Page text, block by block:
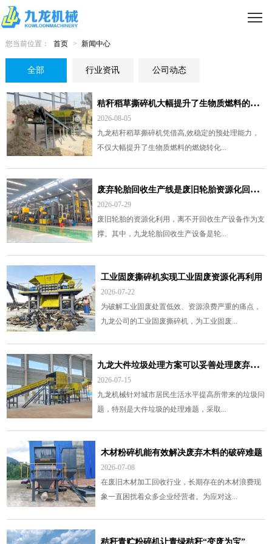
您当前位置： 首页 > 新闻中心
全部 行业资讯 公司动态
秸
秆稻草撕碎机大幅提升了生物质燃料的燃烧转化效率
2026-08-05
九龙秸秆稻草撕碎机凭借高,效稳定的预处理能力，
不仅大幅提升了生物质燃料的燃烧转化...
废
弃轮胎回收生产线是废旧轮胎资源化回收利用的优选设备
2026-07-29
废旧轮胎的资源化利用，离不开回收生产设备作为支
撑。其中，九龙轮胎回收生产设备是轮...
工业固废撕碎机实现工业固废资源化再利用
2026-07-22
为破解工业固废处置低效、资源浪费严重的痛点，
九龙公司的工业固废撕碎机，为工业固废...
九
龙大件垃圾处理方案可以妥善处理废弃的大件垃圾
2026-07-15
九龙机械针对城市居民生活水平提高所带来的垃圾问
题，特别是大件垃圾的处理难题，采取...
木材粉碎机能有效解决废弃木料的破碎难题
2026-07-08
在废旧木材加工回收行业，长期存在的木材浪费现
象一直困扰着众多企业经营者。为应对这...
秸秆青贮粉碎机让青绿秸秆“变废为宝”